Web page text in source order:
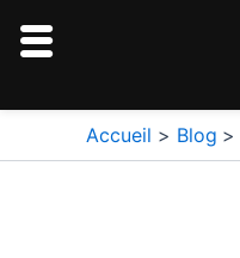
Accueil Blog